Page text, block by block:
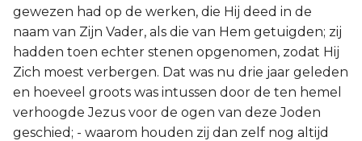
gewezen had op de werken, die Hij deed in de
naam van Zijn Vader, als die van Hem getuigden; zij
hadden toen echter stenen opgenomen, zodat Hij
Zich moest verbergen. Dat was nu drie jaar geleden
en hoeveel groots was intussen door de ten hemel
verhoogde Jezus voor de ogen van deze Joden
geschied; - waarom houden zij dan zelf nog altijd